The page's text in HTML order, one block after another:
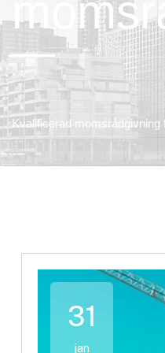
Kvalificerad momsrådgivning
31
jan